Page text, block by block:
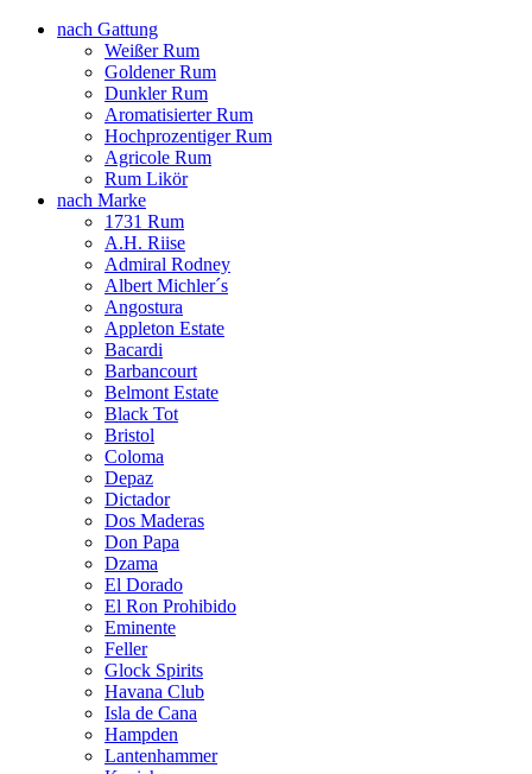
nach Gattung
Weißer Rum
Goldener Rum
Dunkler Rum
Aromatisierter Rum
Hochprozentiger Rum
Agricole Rum
Rum Likör
nach Marke
1731 Rum
A.H. Riise
Admiral Rodney
Albert Michler´s
Angostura
Appleton Estate
Bacardi
Barbancourt
Belmont Estate
Black Tot
Bristol
Coloma
Depaz
Dictador
Dos Maderas
Don Papa
Dzama
El Dorado
El Ron Prohibido
Eminente
Feller
Glock Spirits
Havana Club
Isla de Cana
Hampden
Lantenhammer